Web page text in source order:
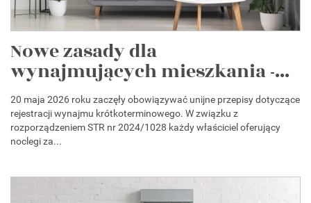
Nowe zasady dla
wynajmujących mieszkania -...
20 maja 2026 roku zaczęły obowiązywać unijne przepisy dotyczące
rejestracji wynajmu krótkoterminowego. W związku z
rozporządzeniem STR nr 2024/1028 każdy właściciel oferujący
noclegi za...